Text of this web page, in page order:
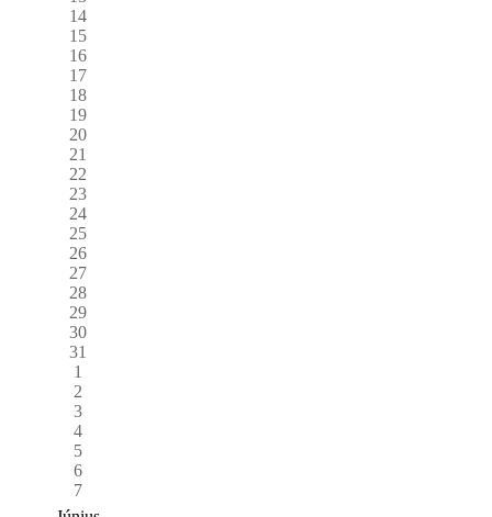
14
15
16
17
18
19
20
21
22
23
24
25
26
27
28
29
30
31
1
2
3
4
5
6
7